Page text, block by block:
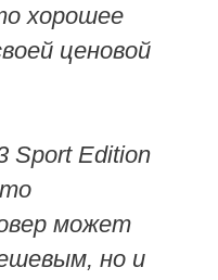
хорошее
ценовой
Sport Edition
может
но и